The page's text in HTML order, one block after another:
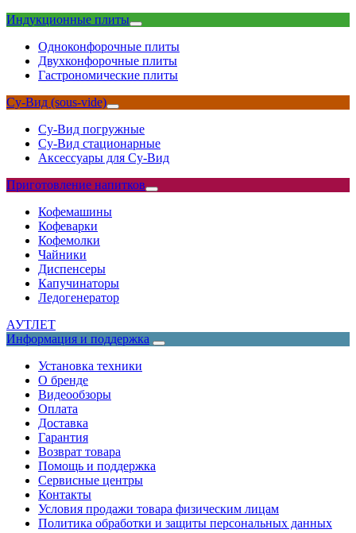
Индукционные плиты
Одноконфорочные плиты
Двухконфорочные плиты
Гастрономические плиты
Су-Вид (sous-vide)
Су-Вид погружные
Су-Вид стационарные
Аксессуары для Су-Вид
Приготовление напитков
Кофемашины
Кофеварки
Кофемолки
Чайники
Диспенсеры
Капучинаторы
Ледогенератор
АУТЛЕТ
Информация и поддержка
Установка техники
О бренде
Видеообзоры
Оплата
Доставка
Гарантия
Возврат товара
Помощь и поддержка
Сервисные центры
Контакты
Условия продажи товара физическим лицам
Политика обработки и защиты персональных данных